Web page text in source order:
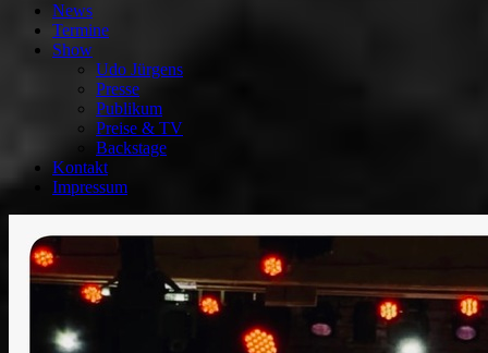
News
Termine
Show
Udo Jürgens
Presse
Publikum
Preise & TV
Backstage
Kontakt
Impressum